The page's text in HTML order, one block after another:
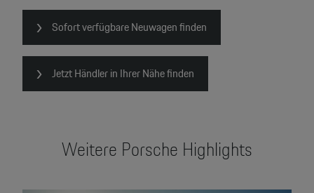
Sofort verfügbare Neuwagen finden
Jetzt Händler in Ihrer Nähe finden
Weitere Porsche Highlights